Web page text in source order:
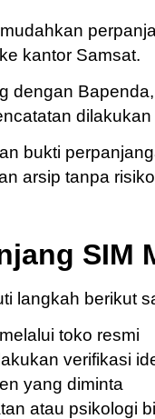
kantor Samsat.
dengan
bukti
arsip tanpa
SIM
langkah berikut
toko resmi
verifikasi
yang diminta
atau psikologi